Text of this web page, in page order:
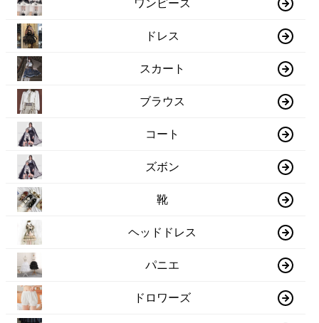
ワンピース
ドレス
スカート
ブラウス
コート
ズボン
靴
ヘッドドレス
パニエ
ドロワーズ